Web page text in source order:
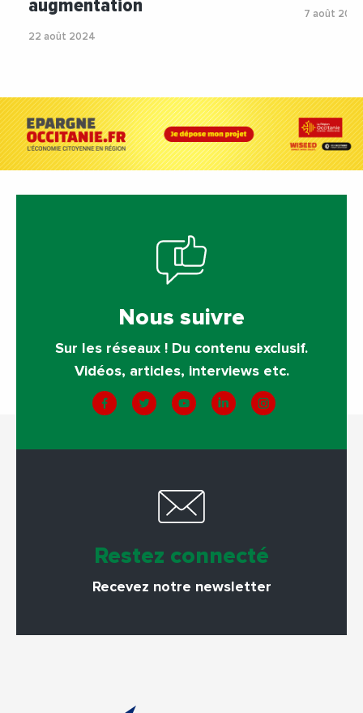
augmentation
22 août 2024
7 août
Nous suivre
Sur les réseaux ! Du contenu exclusif.
Vidéos, articles, interviews etc.
Restez connecté
Recevez notre newsletter